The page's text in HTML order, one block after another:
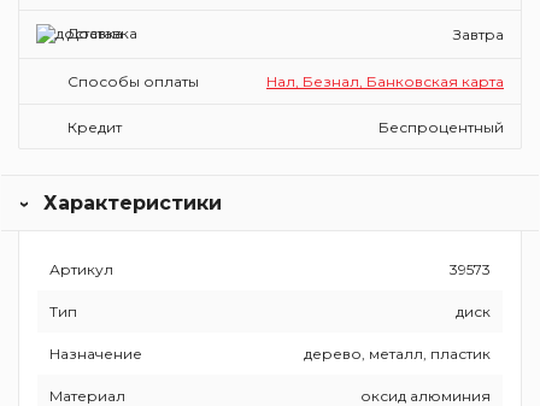
Доставка Завтра
Способы оплаты Нал, Безнал, Банковская карта
Кредит Беспроцентный
Характеристики
Артикул 39573
Тип диск
Назначение дерево, металл, пластик
Материал оксид алюминия